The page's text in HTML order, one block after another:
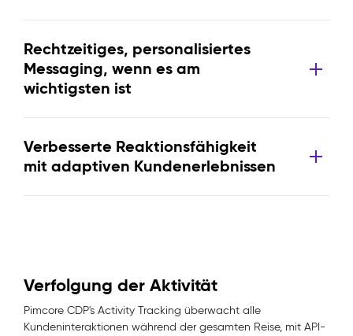
Rechtzeitiges, personalisiertes
Messaging, wenn es am
wichtigsten ist
Verbesserte Reaktionsfähigkeit
mit adaptiven Kundenerlebnissen
Verfolgung der Aktivität
Pimcore CDP's Activity Tracking überwacht alle
Kundeninteraktionen während der gesamten Reise, mit API-